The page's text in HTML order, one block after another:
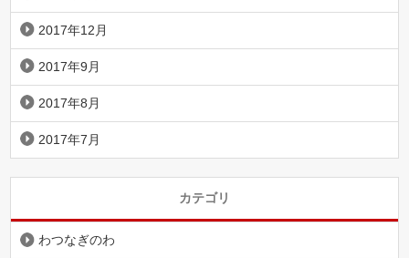
2017年12月
2017年9月
2017年8月
2017年7月
カテゴリ
わつなぎのわ